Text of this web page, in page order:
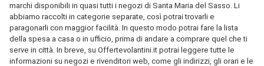
marchi disponibili in quasi tutti i negozi di Santa Maria del Sasso. Li
abbiamo raccolti in categorie separate, così potrai trovarli e
paragonarli con maggior facilità. In questo modo potrai fare la lista
della spesa a casa o in ufficio, prima di andare a comprare quel che ti
serve in città. In breve, su Offertevolantini.it potrai leggere tutte le
informazioni su negozi e rivenditori web, come gli indirizzi, gli orari e le